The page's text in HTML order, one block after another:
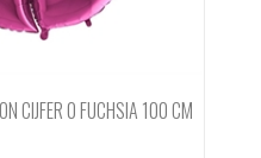
CIJFER 0 FUCHSIA 100 CM